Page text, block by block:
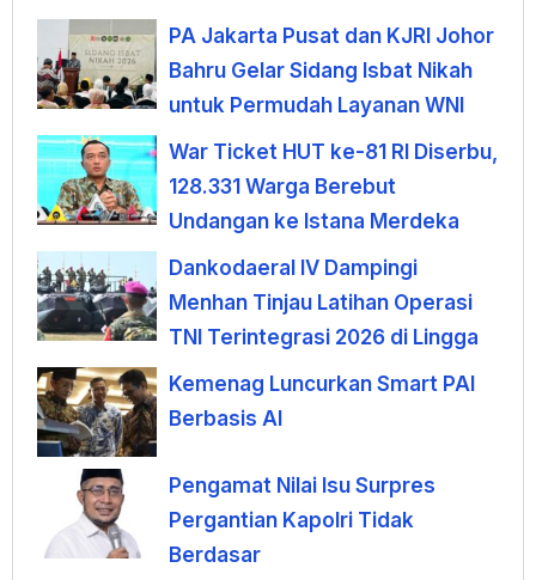
PA Jakarta Pusat dan KJRI Johor
Bahru Gelar Sidang Isbat Nikah
untuk Permudah Layanan WNI
War Ticket HUT ke-81 RI Diserbu,
128.331 Warga Berebut
Undangan ke Istana Merdeka
Dankodaeral IV Dampingi
Menhan Tinjau Latihan Operasi
TNI Terintegrasi 2026 di Lingga
Kemenag Luncurkan Smart PAI
Berbasis AI
Pengamat Nilai Isu Surpres
Pergantian Kapolri Tidak
Berdasar